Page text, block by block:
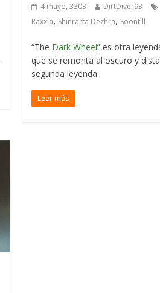
4 mayo, 3303 DirtDiver93
Raxxla, Shinrarta Dezhra, Soontill
“The Dark Wheel” es otra
que se remonta al oscuro y
segunda leyenda
Leer más